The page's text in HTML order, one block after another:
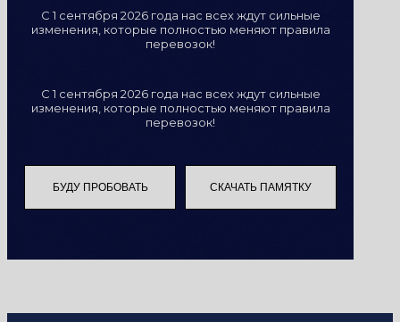
С 1 сентября 2026 года нас всех ждут сильные
изменения, которые полностью меняют правила
перевозок!
С 1 сентября 2026 года нас всех ждут сильные
изменения, которые полностью меняют правила
перевозок!
БУДУ ПРОБОВАТЬ СКАЧАТЬ ПАМЯТКУ